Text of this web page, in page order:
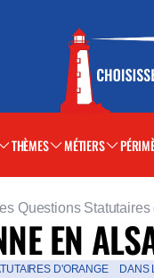
THÈMES MÉTIERS
Questions Statutaires
EN
D'ORANGE
DANS